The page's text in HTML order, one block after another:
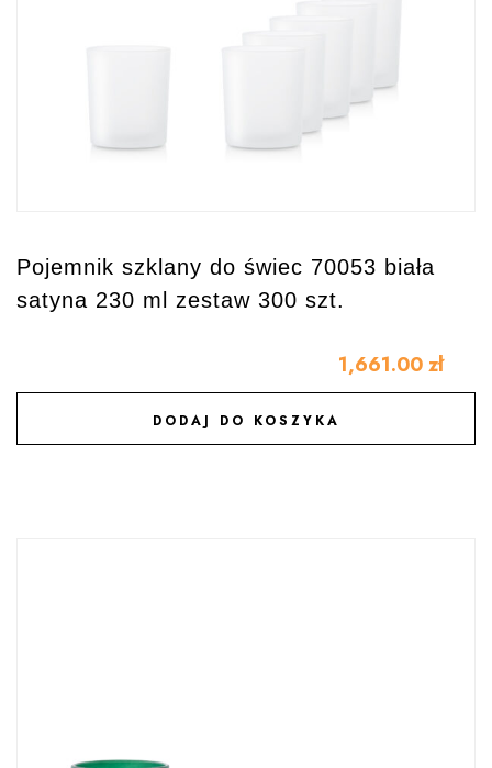
Pojemnik szklany do świec 70053 biała
satyna 230 ml zestaw 300 szt.
1,661.00 zł
DODAJ DO KOSZYKA
DODAJ DO ULUBIONYCH